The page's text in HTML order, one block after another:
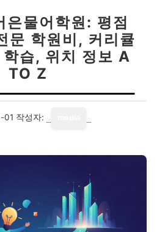
은물어학원: 평점
문 학원비, 커리큘
습, 위치 정보 A
TO Z
01 작성자: